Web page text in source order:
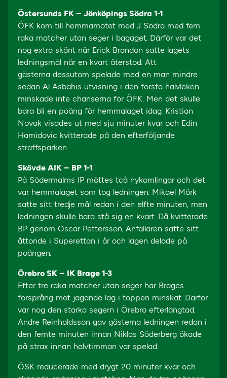
Östersunds FK – Jönköpings Södra 1-1
ÖFK kom till hemmamötet med J Södra med fem
raka matcher utan seger i bagaget. Därför var det
nog extra skönt när Erick Brandon satte lagets
ledningsmål när en kvart återstod. Att
gästerna dessutom spelade med en man mindre
sedan Al Asbahis utvisning i den första halvleken
minskade inte chanserna för ÖFK. Men det skulle
bara bli en poäng för hemmalaget idag. Kristian
Novak visades ut med sju minuter kvar och Edin
Hamidovic kvitterade på den efterföljande
straffsparken.
Skövde AIK – BP 1-1
På Södermalms IP möttes tcå nykomlingar och det
var hemmalaget som tog ledningen. Mikael Mörk
satte sitt tredje mål redan i den elfte minuten, men
ledningen skulle bara stå sig en kvart. Då kvitterade
BP genom Oscar Pettersson. Anfallaren satte sitt
åttonde i Superettan i år och lagen delade på
poängen.
Örebro SK – IK Brage 1-3
Efter tre raka matcher utan seger har Brages
försprång mot jagande lag i toppen minskat. Därför
var nog den starka segern i Örebro efterlängtad.
Andre Reinholdsson gav gästerna ledningen redan i
den femte minuten innan Niklas Söderberg ökade
på strax innan halvtimman var spelad.
ÖSK reducerade med drygt 20 minuter kvar och